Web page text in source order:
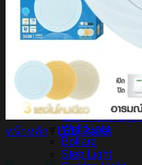
หลอดไฟ LED
หลอดไฟ LED
สินค้า Lighting
LED Ribbon
LED Neon Flex
Power Supply
LED Panel
LED Panel
Wall Light
Bollard
Step Light
หน้าหลัก / LED Panel